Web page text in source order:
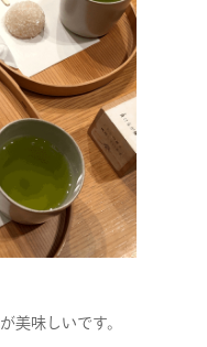
美味しいです。